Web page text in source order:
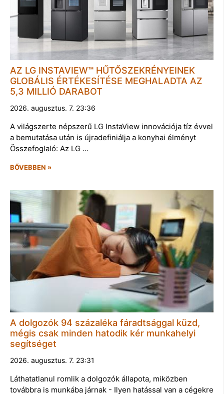
AZ LG INSTAVIEW™ HŰTŐSZEKRÉNYEINEK
GLOBÁLIS ÉRTÉKESÍTÉSE MEGHALADTA AZ
5,3 MILLIÓ DARABOT
2026. augusztus. 7. 23:36
A világszerte népszerű LG InstaView innovációja tíz évvel
a bemutatása után is újradefiniálja a konyhai élményt
Összefoglaló: Az LG …
BŐVEBBEN »
A dolgozók 94 százaléka fáradtsággal küzd,
mégis csak minden hatodik kér munkahelyi
segítséget
2026. augusztus. 7. 23:31
Láthatatlanul romlik a dolgozók állapota, miközben
továbbra is munkába járnak - Ilyen hatással van a cégekre